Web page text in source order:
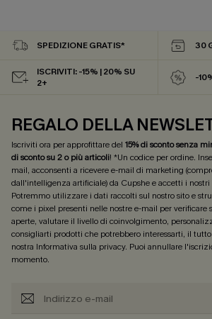
SPEDIZIONE GRATIS* 30
ISCRIVITI: -15% | 20% SU
2+
-
REGALO DELLA
Iscriviti ora per approfittare del 15% di sconto senza
di sconto su 2 o più articoli! *Un codice per ordine.
mail, acconsenti a ricevere e-mail di marketing
dall'intelligenza artificiale) da Cupshe e accetti i nostri
Potremmo utilizzare i dati raccolti sul nostro sito e
come i pixel presenti nelle nostre e-mail per verificare
aperte, valutare il livello di coinvolgimento,
consigliarti prodotti che potrebbero interessarti, il
nostra Informativa sulla privacy. Puoi annullare
momento.